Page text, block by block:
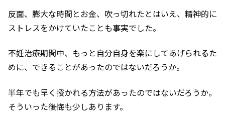
反面、膨大な時間とお金、吹っ切れたとはいえ、精神的に
ストレスをかけていたことも事実でした。
不妊治療期間中、もっと自分自身を楽にしてあげられるた
めに、できることがあったのではないだろうか。
半年でも早く授かれる方法があったのではないだろうか。
そういった後悔も少しあります。